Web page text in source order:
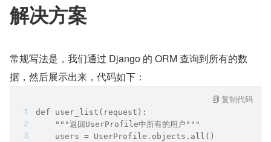
解决方案
常规写法是，我们通过 Django 的 ORM 查询到所有的数
据，然后展示出来，代码如下：
def user_list(request):
    """返回UserProfile中所有的用户"""
    users = UserProfile.objects.all()
复制代码